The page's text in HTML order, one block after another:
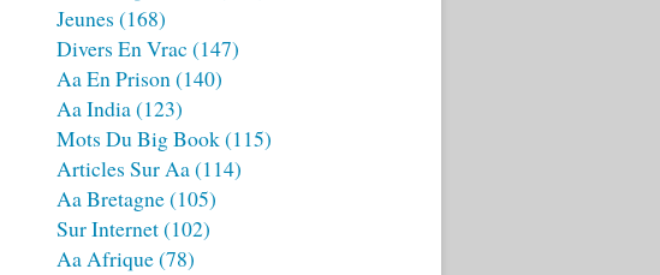
Jeunes (168)
Divers En Vrac (147)
Aa En Prison(140)
Aa India(123)
Mots Du Big Book(115)
Articles Sur Aa(114)
Aa Bretagne(105)
Sur Internet(102)
Aa Afrique(78)